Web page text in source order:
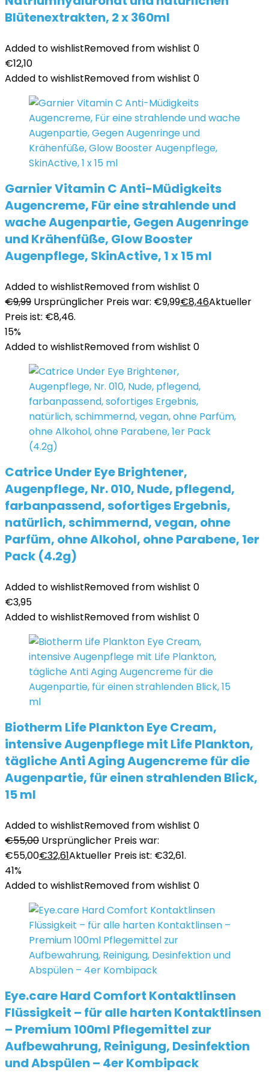
Blütenextrakten, 2 x 360ml
Added to wishlistRemoved from wishlist 0
€12,10
Added to wishlistRemoved from wishlist 0
Garnier Vitamin C Anti-Müdigkeits
Augencreme, Für eine strahlende und
wache Augenpartie, Gegen Augenringe
und Krähenfüße, Glow Booster
Augenpflege, SkinActive, 1 x 15 ml
Added to wishlistRemoved from wishlist 0
€9,99 Ursprünglicher Preis war: €9,99€8,46Aktueller
Preis ist: €8,46.
15%
Added to wishlistRemoved from wishlist 0
Catrice Under Eye Brightener,
Augenpflege, Nr. 010, Nude, pflegend,
farbanpassend, sofortiges Ergebnis,
natürlich, schimmernd, vegan, ohne
Parfüm, ohne Alkohol, ohne Parabene, 1er
Pack (4.2g)
Added to wishlistRemoved from wishlist 0
€3,95
Added to wishlistRemoved from wishlist 0
Biotherm Life Plankton Eye Cream,
intensive Augenpflege mit Life Plankton,
tägliche Anti Aging Augencreme für die
Augenpartie, für einen strahlenden Blick,
15 ml
Added to wishlistRemoved from wishlist 0
€55,00 Ursprünglicher Preis war:
€55,00€32,61Aktueller Preis ist: €32,61.
41%
Added to wishlistRemoved from wishlist 0
Eye.care Hard Comfort Kontaktlinsen
Flüssigkeit – für alle harten Kontaktlinsen
– Premium 100ml Pflegemittel zur
Aufbewahrung, Reinigung, Desinfektion
und Abspülen – 4er Kombipack